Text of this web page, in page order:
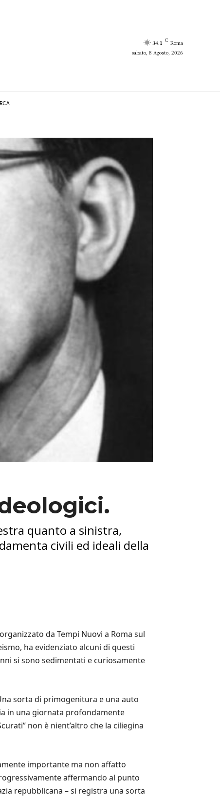
34.1 C Roma
sabato, 8 Agosto, 2026
quanto a sinistra,
civili ed ideali della
da Tempi Nuovi a Roma sul
ha evidenziato alcuni di questi
si sono sedimentati e curiosamente
sorta di primogenitura e una auto
in una giornata profondamente
non è nient’altro che la ciliegina
importante ma non affatto
affermando al punto
repubblicana – si registra una sorta